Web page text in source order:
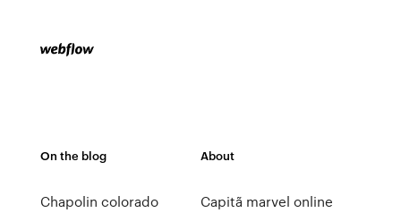
On the blog
Chapolin colorado
About
Capitã marvel online